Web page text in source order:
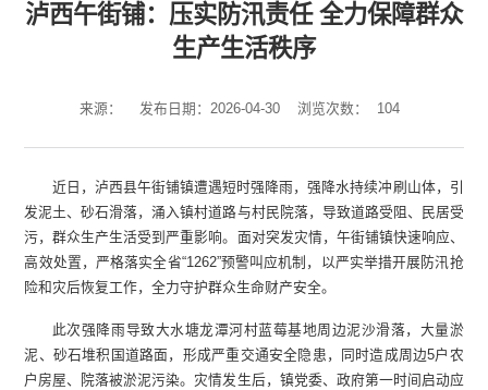
泸西午街铺：压实防汛责任 全力保障群众
生产生活秩序
来源： 发布日期：2026-04-30 浏览次数： 104
近日，泸西县午街铺镇遭遇短时强降雨，强降水持续冲刷山体，引
发泥土、砂石滑落，涌入镇村道路与村民院落，导致道路受阻、民居受
污，群众生产生活受到严重影响。面对突发灾情，午街铺镇快速响应、
高效处置，严格落实全省“1262”预警叫应机制，以严实举措开展防汛抢
险和灾后恢复工作，全力守护群众生命财产安全。
此次强降雨导致大水塘龙潭河村蓝莓基地周边泥沙滑落，大量淤
泥、砂石堆积国道路面，形成严重交通安全隐患，同时造成周边5户农
户房屋、院落被淤泥污染。灾情发生后，镇党委、政府第一时间启动应